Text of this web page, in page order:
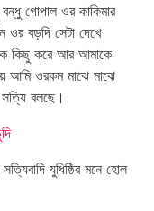
গোপাল ওর কাকিমার
ওর বড়দি সেটা দেখে
কিছু করে আর আমাকে
আমি ওরকম মাঝে মাঝে
বলছে।
যুধিষ্ঠির মনে হোল